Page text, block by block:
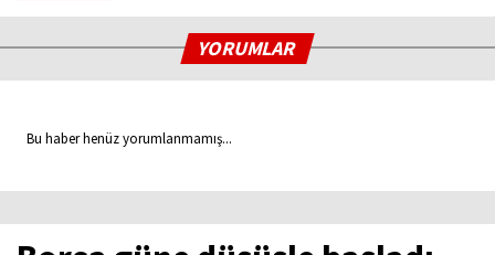
YORUMLAR
Bu haber henüz yorumlanmamış...